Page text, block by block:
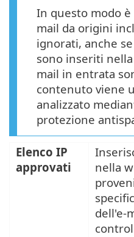
In questo modo
mail da origini
ignorati, anche
sono inseriti
mail in entrata
contenuto viene
analizzato
protezione
Elenco IP
approvati
nella
dell'e-